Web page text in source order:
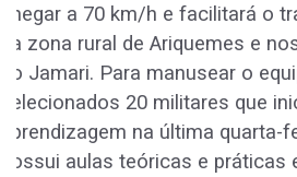
chegar a 70 km/h e facilitará o
na zona rural de Ariquemes e
do Jamari. Para manusear o
selecionados 20 militares que
aprendizagem na última quarta-
possui aulas teóricas e práticas